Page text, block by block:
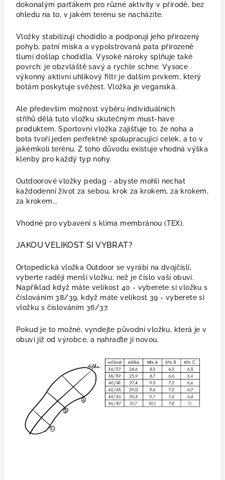
dokonalým parťákem pro různé aktivity v přírodě, bez
ohledu na to, v jakém terénu se nacházíte.
Vložky stabilizují chodidlo a podporují jeho přirozený
pohyb, patní miska a vypolstrovaná pata přirozeně
tlumí došlap chodidla. Vysoké nároky splňuje také
povrch: je obzvláště savý a rychle schne. Vysoce
výkonný aktivní uhlíkový filtr je dalším prvkem, který
botám poskytuje svěžest. Vložka je veganská.
Ale především možnost výběru individuálních
střihů dělá tuto vložku skutečným must-have
produktem. Sportovní vložka zajišťuje to, že noha a
bota tvoří jeden perfektně spolupracující celek, a to v
jakémkoli terénu. Z toho důvodu existuje vhodná výška
klenby pro každý typ nohy.
Outdoorové vložky pedag - abyste mohli nechat
každodenní život za sebou, krok za krokem, za krokem,
za krokem...
Vhodné pro vybavení s klima membránou (TEX).
JAKOU VELIKOST SI VYBRAT?
Ortopedická vložka Outdoor se vyrábí na dvojčíslí,
vyberte raději menší vložku, než je číslo vaší obuvi.
Například když máte velikost 40 - vyberete si vložku s
číslováním 38/39, když máte velikost 39 - vyberete si
vložku s číslováním 36/37.
Pokud je to možné, vyndejte původní vložku, která je v
obuvi již od výrobce, a nahraďte ji novou.